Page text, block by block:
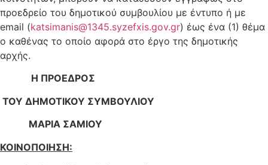
προεδρείο του δημοτικού συμβουλίου με έντυπο ή με
email (katsimanis@1345.syzefxis.gov.gr) έως ένα (1) θέμα
ο καθένας το οποίο αφορά στο έργο της δημοτικής
αρχής.
Η ΠΡΟΕΔΡΟΣ
ΤΟΥ ΔΗΜΟΤΙΚΟΥ ΣΥΜΒΟΥΛΙΟΥ
ΜΑΡΙΑ ΣΑΜΙΟΥ
ΚΟΙΝΟΠΟΙΗΣΗ: